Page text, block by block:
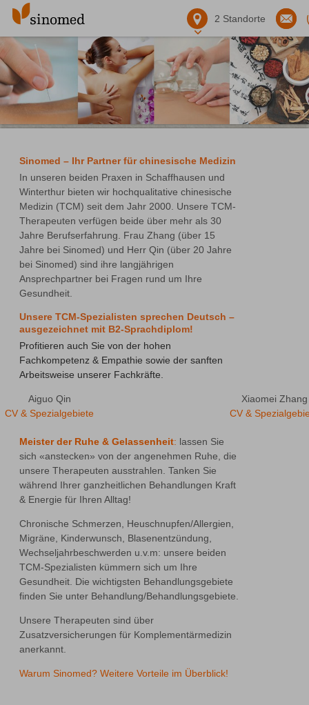
2 Standorte
Sinomed – Ihr Partner für chinesische Medizin
In unseren beiden Praxen in Schaffhausen und
Winterthur bieten wir hochqualitative chinesische
Medizin (TCM) seit dem Jahr 2000. Unsere TCM-
Therapeuten verfügen beide über mehr als 30
Jahre Berufserfahrung. Frau Zhang (über 15
Jahre bei Sinomed) und Herr Qin (über 20 Jahre
bei Sinomed) sind ihre langjährigen
Ansprechpartner bei Fragen rund um Ihre
Gesundheit.
Unsere TCM-Spezialisten sprechen Deutsch –
ausgezeichnet mit B2-Sprachdiplom!
Profitieren auch Sie von der hohen
Fachkompetenz & Empathie sowie der sanften
Arbeitsweise unserer Fachkräfte.
Aiguo Qin
CV & Spezialgebiete
Xiaomei Zhang
CV &
Meister der Ruhe & Gelassenheit: lassen Sie
sich «anstecken» von der angenehmen Ruhe, die
unsere Therapeuten ausstrahlen. Tanken Sie
während Ihrer ganzheitlichen Behandlungen Kraft
& Energie für Ihren Alltag!
Chronische Schmerzen, Heuschnupfen/Allergien,
Migräne, Kinderwunsch, Blasenentzündung,
Wechseljahrbeschwerden u.v.m: unsere beiden
TCM-Spezialisten kümmern sich um Ihre
Gesundheit. Die wichtigsten Behandlungsgebiete
finden Sie unter Behandlung/Behandlungsgebiete.
Unsere Therapeuten sind über
Zusatzversicherungen für Komplementärmedizin
anerkannt.
Warum Sinomed? Weitere Vorteile im Überblick!